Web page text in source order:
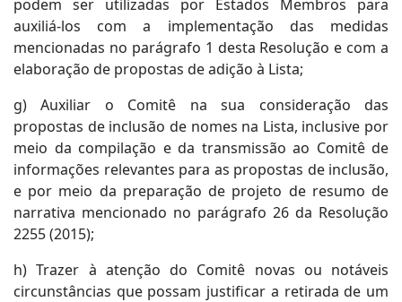
podem ser utilizadas por Estados Membros para
auxiliá-los com a implementação das medidas
mencionadas no parágrafo 1 desta Resolução e com a
elaboração de propostas de adição à Lista;
g) Auxiliar o Comitê na sua consideração das
propostas de inclusão de nomes na Lista, inclusive por
meio da compilação e da transmissão ao Comitê de
informações relevantes para as propostas de inclusão,
e por meio da preparação de projeto de resumo de
narrativa mencionado no parágrafo 26 da Resolução
2255 (2015);
h) Trazer à atenção do Comitê novas ou notáveis
circunstâncias que possam justificar a retirada de um